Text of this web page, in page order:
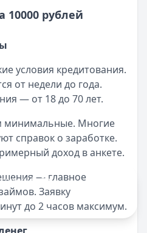
10000 рублей
условия кредитования.
от недели до года.
— от 18 до 70 лет.
минимальные. Многие
справок о заработке.
доход в анкете.
— главное
Заявку
до 2 часов максимум.
cookie-файлы.